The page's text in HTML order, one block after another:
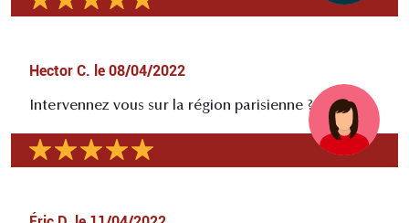
Hector C. le 08/04/2022
Intervennez vous sur la région parisienne ?